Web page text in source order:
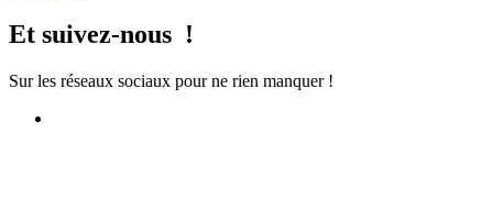
Et suivez-nous !
Sur les réseaux sociaux pour ne rien manquer !